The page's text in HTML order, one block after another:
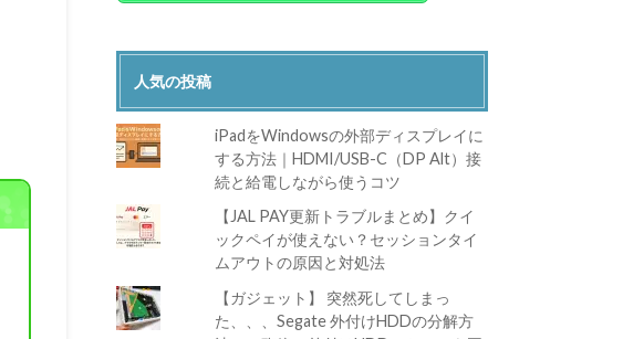
人気の投稿
iPadをWindowsの外部ディスプレイに
する方法｜HDMI/USB-C（DP Alt）接
続と給電しながら使うコツ
【JAL PAY更新トラブルまとめ】クイ
ックペイが使えない？セッションタイ
ムアウトの原因と対処法
【ガジェット】 突然死してしまっ
た、、、Segate 外付けHDDの分解方